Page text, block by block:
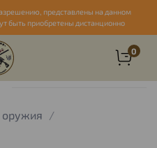
представлены на данном
быть приобретены дистанционно
0
оружия